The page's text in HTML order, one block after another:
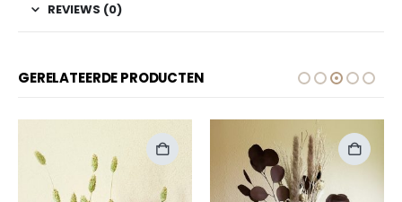
REVIEWS (0)
GERELATEERDE PRODUCTEN